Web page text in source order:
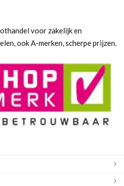
voor zakelijk en
ook A-merken, scherpe prijzen.